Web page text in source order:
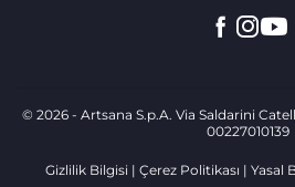
© 2026 - Artsana S.p.A. Via Saldarini
00227010139
Gizlilik Bilgisi Çerez Politikası Yasal